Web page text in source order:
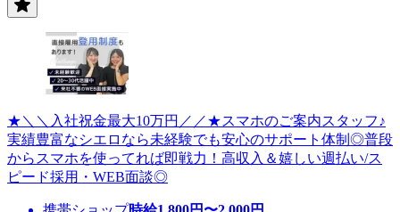
★＼＼入社祝金最大10万円／／★スマホのご案内スタッフ♪
実績豊富なシエロなら未経験でも安心のサポート体制◎普段
からスマホを使ってれば即戦力！高収入＆嬉しい週払い/ス
ピード採用・WEB面談◎